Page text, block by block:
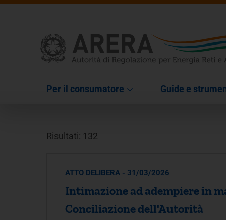
Per il consumatore Guide e
Risultati: 132
ATTO DELIBERA - 31/03/2026
Intimazione ad adempiere in
Conciliazione dell'Autorità